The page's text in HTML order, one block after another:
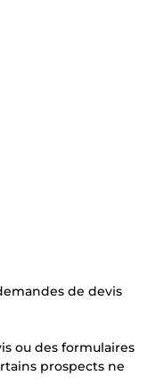
de devis
ou des formulaires
prospects ne